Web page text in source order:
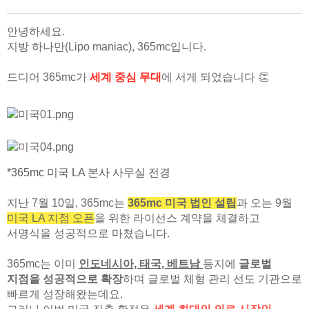
안녕하세요.
지방 하나만(Lipo maniac), 365mc입니다.
드디어 365mc가 세계 중심 무대 에 서게 되었습니다 👏
*365mc 미국 LA 본사 사무실 전경
지난 7월 10일, 365mc는 365mc 미국 법인 설립 과 오는 9월
미국 LA 지점 오픈을 위한 라이선스 계약을 체결하고
서명식을 성공적으로 마쳤습니다.
365mc는 이미 인도네시아, 태국, 베트남 등지에 글로벌
지점을 성공적으로 확장하며 글로벌 체형 관리 선도 기관으로
빠르게 성장해왔는데요.